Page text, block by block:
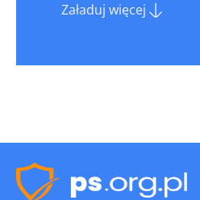
Sandomierz
Załaduj więcej